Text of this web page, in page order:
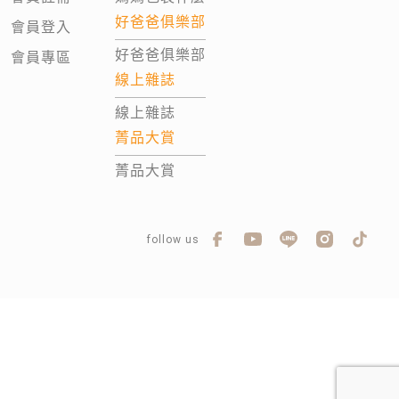
會員登入
會員專區
好爸爸俱樂部
好爸爸俱樂部
線上雜誌
線上雜誌
菁品大賞
菁品大賞
follow us